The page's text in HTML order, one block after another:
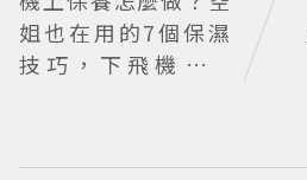
姐也在用的7個保濕
技巧，下飛機不乾